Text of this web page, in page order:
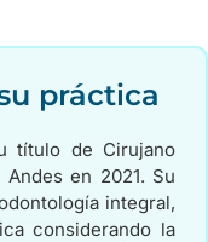
práctica
título de Cirujano
en 2021. Su
integral,
considerando la